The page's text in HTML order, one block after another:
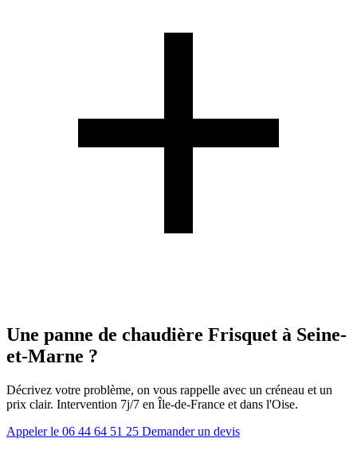
Une panne de chaudière Frisquet à Seine-
et-Marne ?
Décrivez votre problème, on vous rappelle avec un créneau et un
prix clair. Intervention 7j/7 en Île-de-France et dans l'Oise.
Appeler le 06 44 64 51 25 Demander un devis